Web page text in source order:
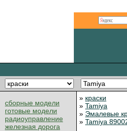
сборные модели
готовые модели
радиоуправление
железная дорога
» краски
» Tamiya
» Эмалевые
» Tamiya